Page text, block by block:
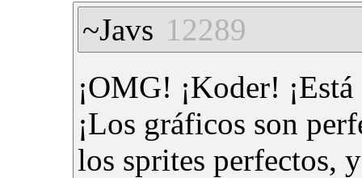
~Javs 12289
¡OMG! ¡Koder!
¡Los gráficos son
los sprites perfectos,